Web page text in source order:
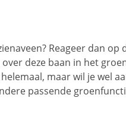
Reageer dan op
deze baan in het
maar wil je wel
passende